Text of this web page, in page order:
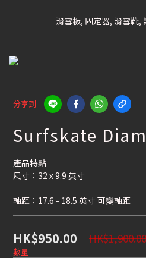
凡購滿HK$699 香港及澳門 [
滑雪板, 固定器, 滑雪靴,
滑雪衫, 滑雪褲, 底、中層保暖 / 外
凡購滿HK$699 香港及澳門 [
分享到
Surfskate
產品特點
尺寸：32 x 9.9 英寸
軸距：17.6 - 18.5 英寸 可變軸距
HK$950.00 HK$1,900.00
數量